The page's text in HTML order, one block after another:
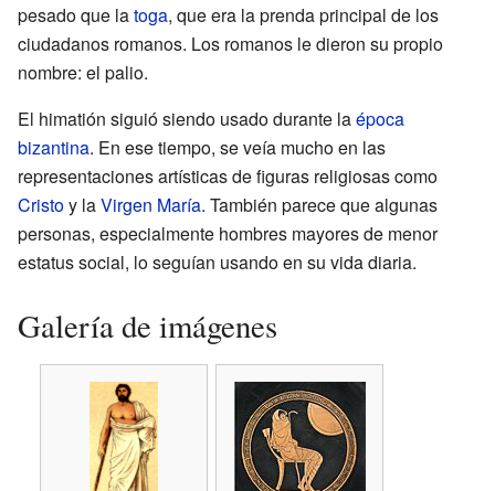
pesado que latoga, que era la prenda principal de los
ciudadanos romanos. Los romanos le dieron su propio
nombre: el palio.
El himatión siguió siendo usado durante laépoca
bizantina. En ese tiempo, se veía mucho en las
representaciones artísticas de figuras religiosas como
Cristoy laVirgen María. También parece que algunas
personas, especialmente hombres mayores de menor
estatus social, lo seguían usando en su vida diaria.
Galería de imágenes